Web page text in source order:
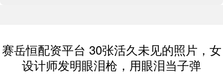
赛岳恒配资平台 30张活久未见的照片，女
设计师发明眼泪枪，用眼泪当子弹